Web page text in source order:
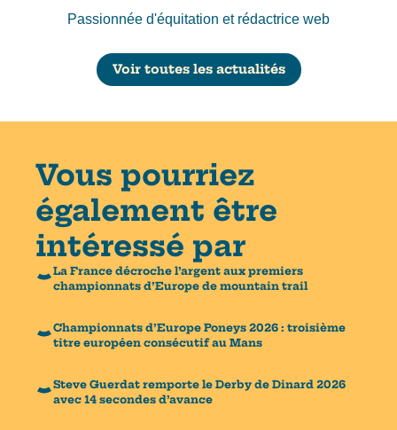
Passionnée d'équitation et rédactrice web
Voir toutes les actualités
Vous pourriez
également être
intéressé par
La France décroche l’argent aux premiers
championnats d’Europe de mountain trail
Championnats d’Europe Poneys 2026 : troisième
titre européen consécutif au Mans
Steve Guerdat remporte le Derby de Dinard 2026
avec 14 secondes d’avance